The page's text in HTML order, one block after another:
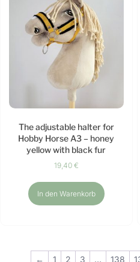
The adjustable halter for
Hobby Horse A3 – honey
yellow with black fur
19,40 €
In den Warenkorb
← 1 2 3 … 138